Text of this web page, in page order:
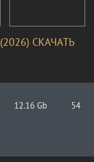
СКАЧАТЬ
12.16 Gb 54